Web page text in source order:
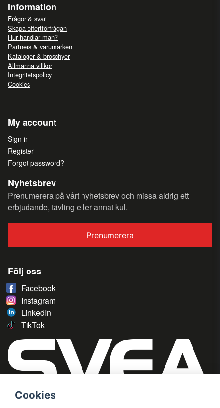
Information
Frågor & svar
Skapa offertförfrågan
Hur handlar man?
Partners & varumärken
Kataloger & broschyer
Allmänna villkor
Integritetspolicy
Cookies
My account
Sign in
Register
Forgot password?
Nyhetsbrev
Prenumerera på vårt nyhetsbrev och missa aldrig ett
erbjudande, tävling eller annat kul.
Prenumerera
Följ oss
Facebook
Instagram
LinkedIn
TikTok
Cookies